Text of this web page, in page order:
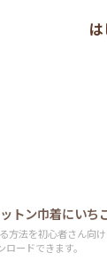
トン巾着にいち
方法を初心者さん向
ードできます。